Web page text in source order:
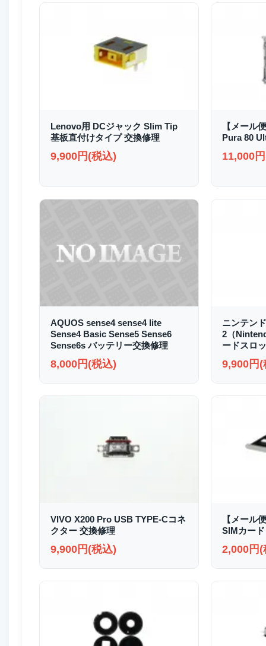
Lenovo用 DCジャック Slim Tip
基板直付けタイプ 交換修理
9,900円(税込)
【メール
Pura 80
11,000
AQUOS sense4 sense4 lite
Sense4 Basic Sense5 Sense6
Sense6s バッテリー交換修理
8,000円(税込)
ニンテン
2（
ードスロ
9,900円(
VIVO X200 Pro USB TYPE-Cコネ
クター 交換修理
9,900円(税込)
【メール
SIMカー
2,000円(